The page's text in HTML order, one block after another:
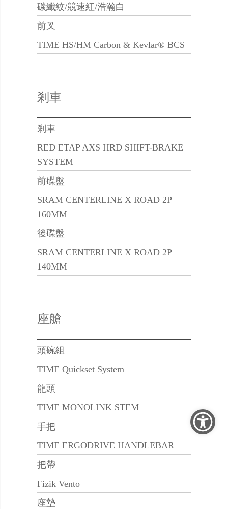
碳纖紋/競速紅/浩瀚白
前叉
TIME HS/HM Carbon & Kevlar® BCS
剎車
剎車
RED ETAP AXS HRD SHIFT-BRAKE
SYSTEM
前碟盤
SRAM CENTERLINE X ROAD 2P
160MM
後碟盤
SRAM CENTERLINE X ROAD 2P
140MM
座艙
頭碗組
TIME Quickset System
龍頭
TIME MONOLINK STEM
手把
TIME ERGODRIVE HANDLEBAR
把帶
Fizik Vento
座墊